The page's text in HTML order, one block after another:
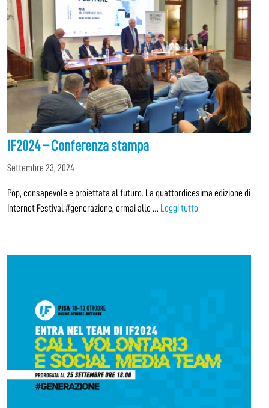
IF2024 – Conferenza stampa
Settembre 23, 2024
Pop, consapevole e proiettata al futuro. La quattordicesima edizione di
Internet Festival #generazione, ormai alle … Leggi tutto